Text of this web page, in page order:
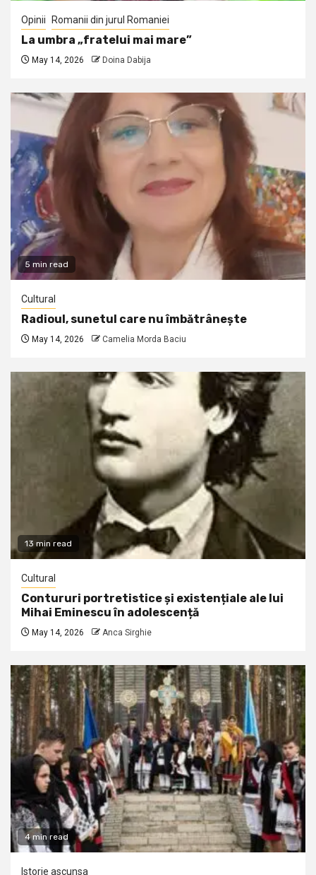
Opinii Romanii din jurul Romaniei
La umbra „fratelui mai mare”
May 14, 2026 Doina Dabija
5 min read
Cultural
Radioul, sunetul care nu îmbătrânește
May 14, 2026 Camelia Morda Baciu
13 min read
Cultural
Contururi portretistice și existențiale ale lui
Mihai Eminescu în adolescență
May 14, 2026 Anca Sirghie
4 min read
Istorie ascunsa